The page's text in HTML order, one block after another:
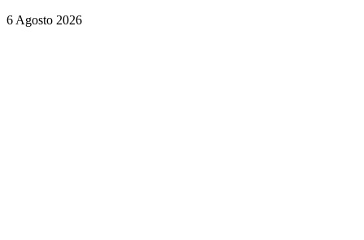
6 Agosto 2026